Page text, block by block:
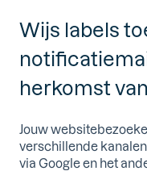
Wijs labels
herkomst
Jouw
verschillende
via Google en het